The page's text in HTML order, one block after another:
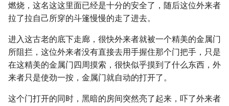
燃烧，这名这这里面已经是十分的安全了，随后这位外来者
拉了拉自己所穿的斗篷慢慢的走了进去。
进入这古老的底下走廊，很快外来者就被一个精美的金属门
所阻拦，这位外来者没有直接去用手握住那个门把手，只是
在这精美的金属门四周摸索，很快似乎摸到了什么东西，外
来者只是使劲一按，金属门就自动的打开了。
这个门打开的同时，黑暗的房间突然亮了起来，吓了外来者